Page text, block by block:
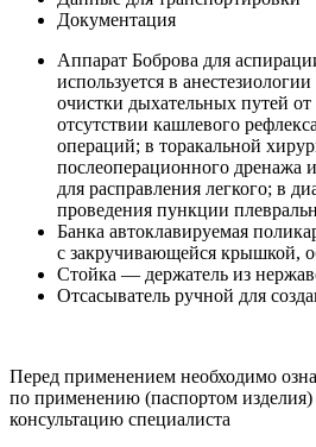
Документация
Аппарат Боброва для
используется в
очистки дыхательных путей от
отсутствии кашлевого
операций; в торакальной
послеоперационного дренажа
для расправления легкого; в
проведения пункции
Банка автоклавируемая
с закручивающейся крышкой,
Стойка — держатель из
Отсасыватель ручной для
Перед применением необходимо
по применению (паспортом
консультацию специалиста